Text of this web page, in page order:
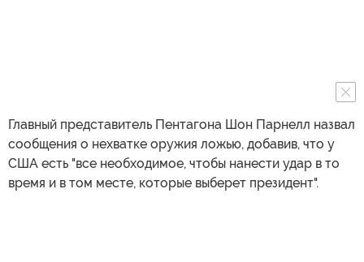
Главный представитель Пентагона Шон Парнелл назвал
сообщения о нехватке оружия ложью, добавив, что у
США есть "все необходимое, чтобы нанести удар в то
время и в том месте, которые выберет президент".